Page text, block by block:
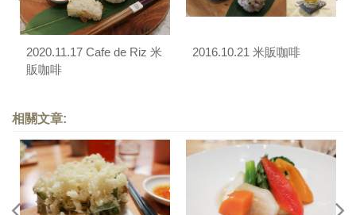
2020.11.17 Cafe de Riz 米
販咖啡
2016.10.21 米販咖啡
相關文章: